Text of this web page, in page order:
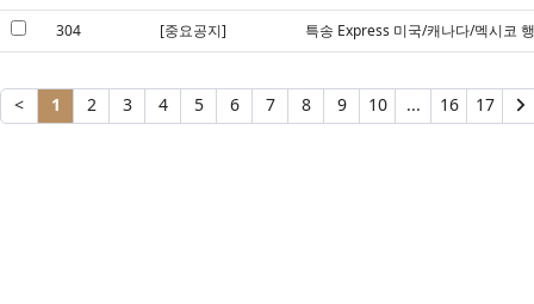
304 [중요공지] 특송 Express 미국/캐나다/멕시코
< 1 2 3 4 5 6 7 8 9 10 ... 16 17